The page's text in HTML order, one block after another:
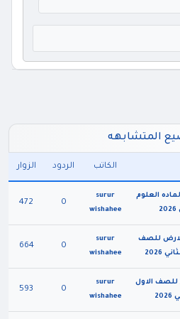
المتشابهه
الكاتب الردود الزوار
العلوم
surur
wishahee
0
472
للصف
2026
surur
wishahee
0
664
للصف الاول
surur
wishahee
0
593